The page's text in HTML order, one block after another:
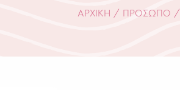
ΑΡΧΙΚΗ ΠΡΌΣΩΠΟ